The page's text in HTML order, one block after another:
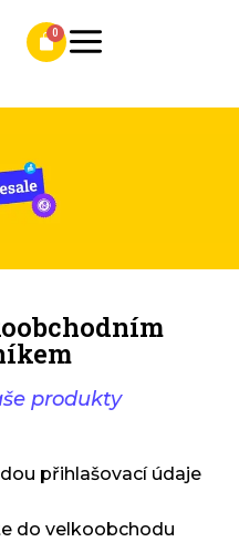
produkty
přihlašovací údaje
do velkoobchodu